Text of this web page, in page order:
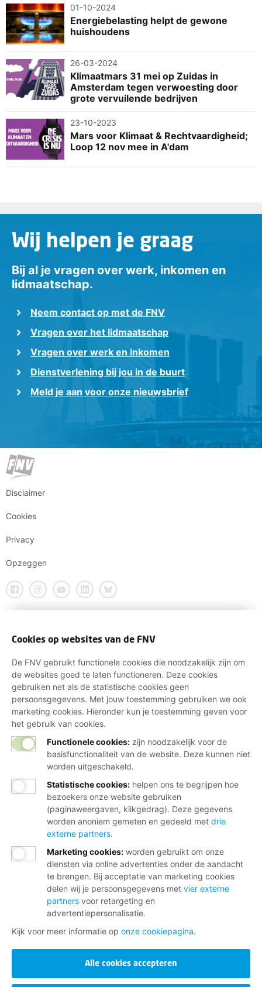
01-10-2024
Energiebelasting helpt de gewone
huishoudens
26-03-2024
Klimaatmars 31 mei op Zuidas in
Amsterdam tegen verwoesting door
grote vervuilende bedrijven
23-10-2023
Mars voor Klimaat & Rechtvaardigheid;
Loop 12 nov mee in A'dam
Wij helpen je graag
Bij al je vragen over werk, inkomen en
lidmaatschap.
Neem contact op met de FNV
Vragen over het lidmaatschap
Vragen over werk en inkomen
Dienstverlening bij jou in de buurt
Meld je aan voor onze nieuwsbrief
Disclaimer
Cookies
Privacy
Opzeggen
Cookies op websites van de FNV
De FNV gebruikt functionele cookies die noodzakelijk zijn om
de websites goed te laten functioneren. Deze cookies
gebruiken net als de statistische cookies geen
persoonsgegevens. Met jouw toestemming gebruiken we ook
marketing cookies. Hieronder kun je toestemming geven voor
het gebruik van cookies.
Functionele cookies: zijn noodzakelijk voor de
basisfunctionaliteit van de website. Deze kunnen niet
worden uitgeschakeld.
Statistische cookies: helpen ons te begrijpen hoe
bezoekers onze website gebruiken
(paginaweergaven, klikgedrag). Deze gegevens
worden anoniem gemeten en gedeeld met drie
externe partners.
Marketing cookies: worden gebruikt om onze
diensten via online advertenties onder de aandacht
te brengen. Bij acceptatie van marketing cookies
delen wij je persoonsgegevens met vier externe
partners voor retargeting en
advertentiepersonalisatie.
Kijk voor meer informatie op onze cookiepagina.
Alle cookies accepteren